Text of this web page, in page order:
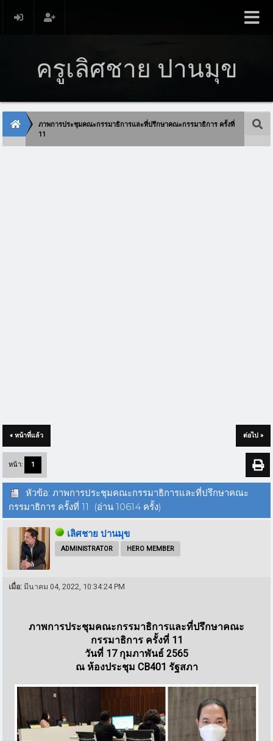
ครูเลิศชาย ปานมุข
ภาพการประชุมคณะกรรมาธิการและที่ปรึกษาคณะกรรมาธิการ ครั้งที่
11
« หน้าที่แล้ว ต่อไป »
หน้า: 1
หัวข้อ: ภาพการประชุมคณะกรรมาธิการและที่ปรึกษาคณะ
กรรมาธิการ ครั้งที่ 11 (อ่าน 10614 ครั้ง)
เลิศชาย ปานมุข
ADMINISTRATOR HERO MEMBER
เมื่อ: มีนาคม 04, 2022, 10:34:24 PM
ภาพการประชุมคณะกรรมาธิการและที่ปรึกษาคณะ
กรรมาธิการ ครั้งที่ 11
วันที่ 17 กุมภาพันธ์ 2565
ณ ห้องประชุม CB401 รัฐสภา